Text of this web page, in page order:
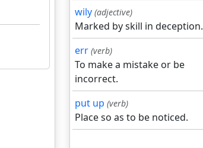
wily (adjective)
Marked by skill in deception.
err (verb)
To make a mistake or be
incorrect.
put up (verb)
Place so as to be noticed.